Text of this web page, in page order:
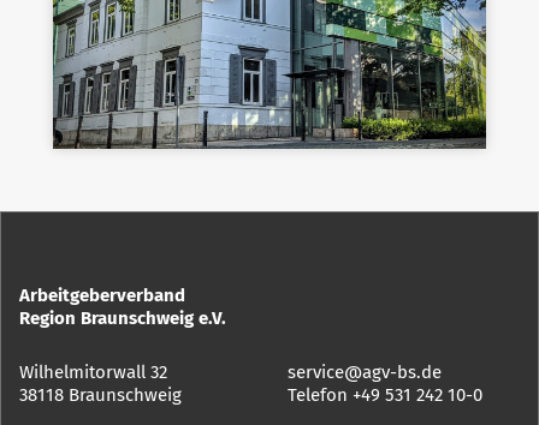
Arbeitgeberverband
Region Braunschweig e.V.
Wilhelmitorwall 32
38118 Braunschweig
service@agv-bs.de
Telefon +49 531 242 10-0